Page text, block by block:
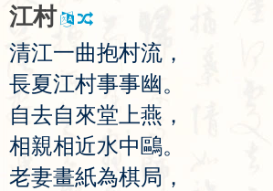
江村
清江一曲抱村流 ，
長夏江村事事幽。
自去自來堂 上燕 ，
相親相近水中鷗。
老妻畫紙為棋局 ，